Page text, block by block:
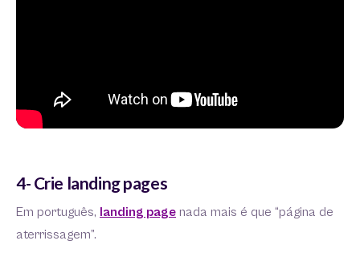
4- Crie landing pages
Em português, landing page nada mais é que “página de
aterrissagem”.